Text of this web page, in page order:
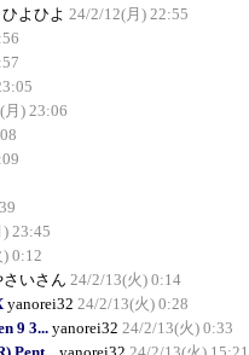
ひよひよ 24/2/12(月) 22:55
月) 23:06
23:45
0:12
さいさん 24/2/13(火) 0:14
yanorei32 24/2/13(火) 0:28
9 3... yanorei32 24/2/13(火) 0:33